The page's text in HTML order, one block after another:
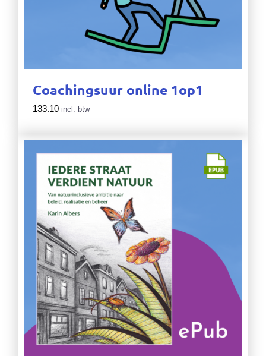
Coachingsuur online 1op1
133.10 incl. btw